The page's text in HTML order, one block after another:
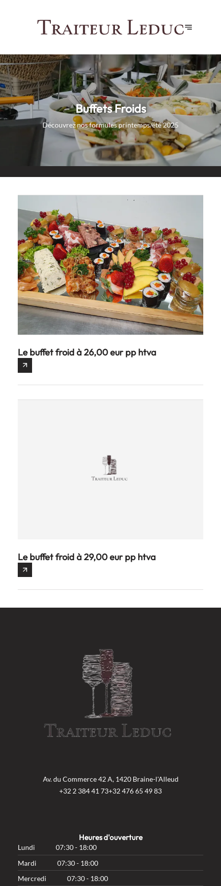
Buffets Froids
Découvrez nos formules printemps/été 2025
Le buffet froid à 26,00 eur pp htva
Le buffet froid à 29,00 eur pp htva
Av. du Commerce 42 A, 1420 Braine-l'Alleud
+32 2 384 41 73+32 476 65 49 83
Heures d'ouverture
Lundi
07:30 - 18:00
Mardi
07:30 - 18:00
Mercredi
07:30 - 18:00